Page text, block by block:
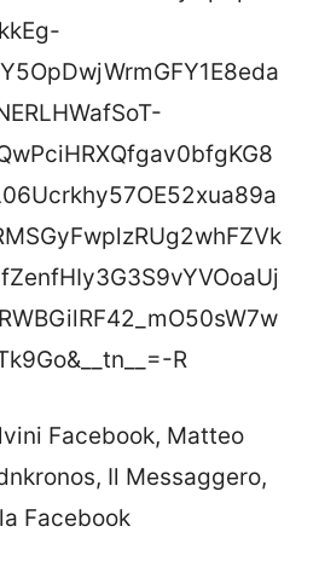
R
Facebook, Matteo
Il Messaggero,
Facebook